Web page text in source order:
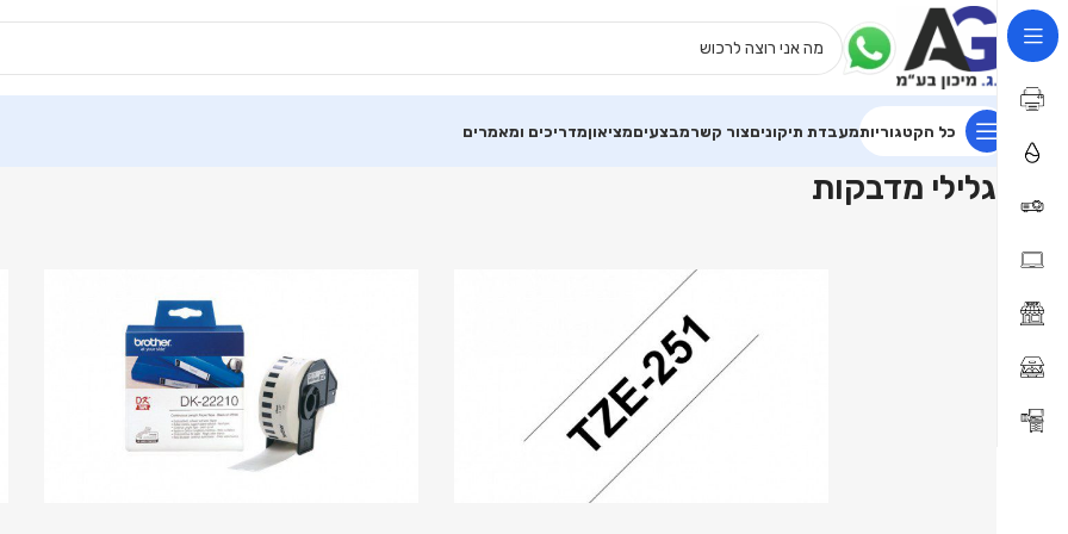
כל הקטגוריותמעבדת תיקוניםצור קשרמבצעיםמציאוןמדריכים ומאמרים
עמוד הבית פתרונות קמעונאות
גלילי מדבקות